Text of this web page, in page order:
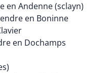
en Andenne (sclayn)
en Boninne
en Dochamps